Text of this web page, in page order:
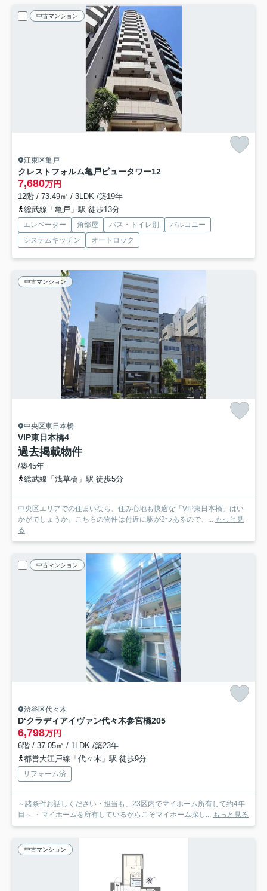
中古マンション
江東区亀戸
クレストフォルム亀戸ビュータワー12
7,680万円
12階 / 73.49㎡ / 3LDK /築19年
総武線「亀戸」駅 徒歩13分
エレベーター 角部屋 バス・トイレ別
バルコニー
システムキッチン
オートロック
中古マンション
中央区東日本橋
VIP東日本橋4
過去掲載物件
/築45年
総武線「浅草橋」駅 徒歩5分
中央区エリアでの住まいなら、住み心地も快適な「VIP東日本橋」はい
かがでしょうか。こちらの物件は付近に駅が2つあるので、... もっと見
る
中古マンション
渋谷区代々木
D‘クラディアイヴァン代々木参宮橋205
6,798万円
6階 / 37.05㎡ / 1LDK /築23年
都営大江戸線「代々木」駅 徒歩9分
リフォーム済
～諸条件お話しください・担当も、23区内でマイホーム所有して約4年
目～ ・マイホームを所有しているからこそマイホーム探し... もっと見る
中古マンション